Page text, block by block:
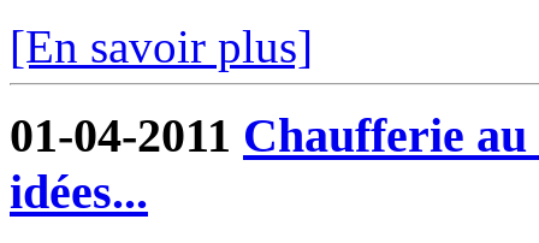
[En savoir plus]
01-04-2011 Chaufferie au
idées...